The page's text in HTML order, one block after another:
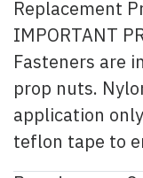
Replacement
IMPORTANT
Fasteners are
prop nuts.
application
teflon tape to